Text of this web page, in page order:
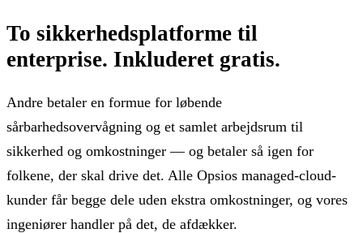
To sikkerhedsplatforme til
enterprise. Inkluderet gratis.
Andre betaler en formue for løbende
sårbarhedsovervågning og et samlet arbejdsrum til
sikkerhed og omkostninger — og betaler så igen for
folkene, der skal drive det. Alle Opsios managed-cloud-
kunder får begge dele uden ekstra omkostninger, og vores
ingeniører handler på det, de afdækker.